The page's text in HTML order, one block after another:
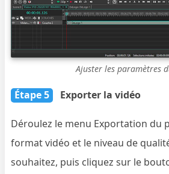
Ajuster les paramètres
Étape 5 Exporter la vidéo
Déroulez le menu Exportation du
format vidéo et le niveau de
souhaitez, puis cliquez sur le